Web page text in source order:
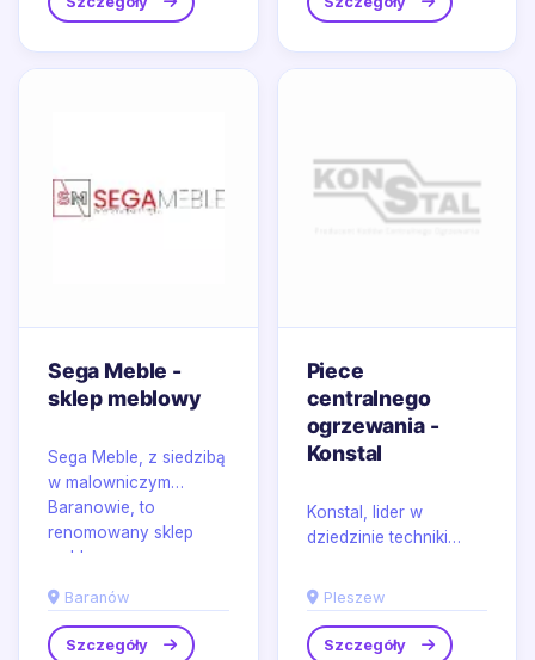
Sega Meble -
sklep meblowy
Sega Meble, z siedzibą
w malowniczym
Baranowie, to
renomowany sklep
meblowy
Baranów
Szczegóły
Piece
centralnego
ogrzewania -
Konstal
Konstal, lider w
dziedzinie techniki
Pleszewie, oferuje
szeroką gamę
produktów,...
Pleszew
Szczegóły